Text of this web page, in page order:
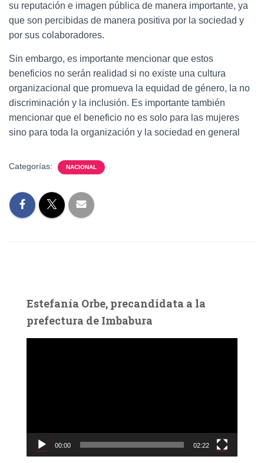
su reputación e imagen pública de manera importante, ya
que son percibidas de manera positiva por la sociedad y
por sus colaboradores.
Sin embargo, es importante mencionar que estos
beneficios no serán realidad si no existe una cultura
organizacional que promueva la equidad de género, la no
discriminación y la inclusión. Es importante también
mencionar que el beneficio no es solo para las mujeres
sino para toda la organización y la sociedad en general
Categorías: NACIONAL
Estefanía Orbe, precandidata a la
prefectura de Imbabura
c
00:00 02:22